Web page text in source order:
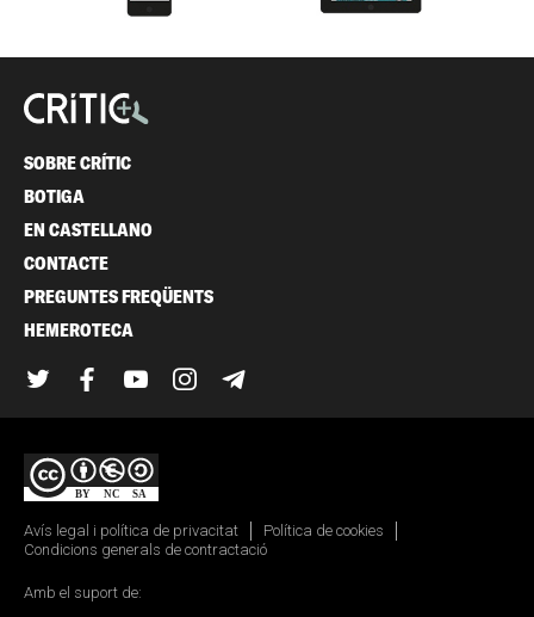
SOBRE CRÍTIC
BOTIGA
EN CASTELLANO
CONTACTE
PREGUNTES FREQÜENTS
HEMEROTECA
TwitterFacebook
YouTubeInstagram
Avís legal i política de privacitat
Política de cookies
Condicions generals de contractació
Amb el suport de: